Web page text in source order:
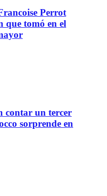
Perrot
que tomó en el
contar un tercer
sorprende en